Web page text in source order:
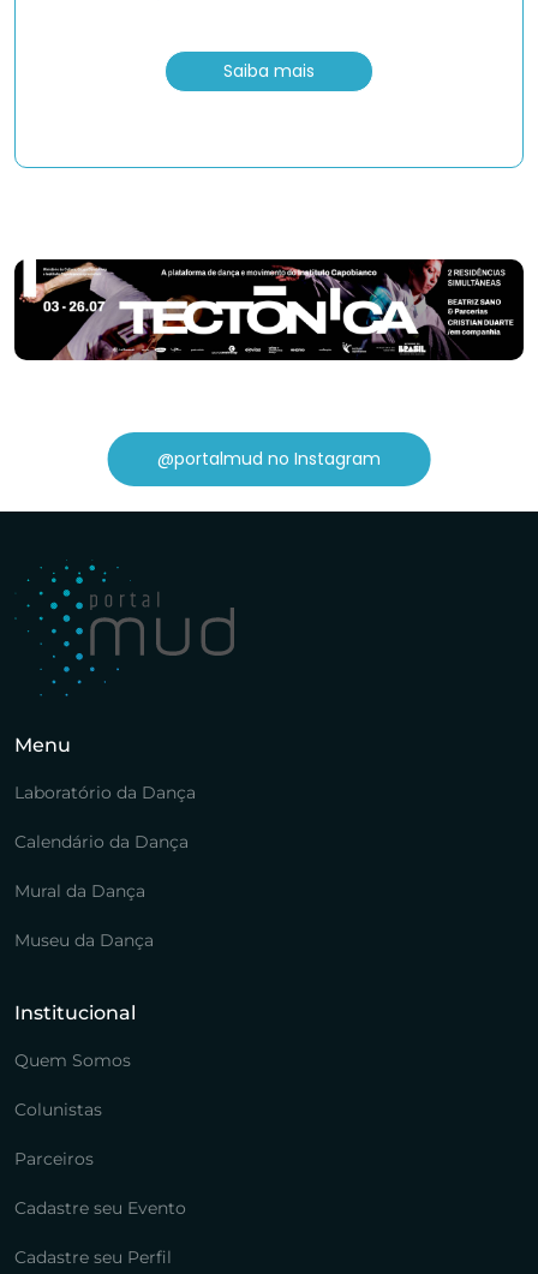
Saiba mais
@portalmud no Instagram
Menu
Laboratório da Dança
Calendário da Dança
Mural da Dança
Museu da Dança
Institucional
Quem Somos
Colunistas
Parceiros
Cadastre seu Evento
Cadastre seu Perfil